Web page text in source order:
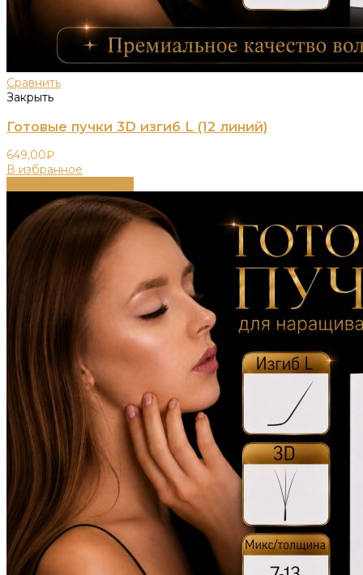
Сравнить
Закрыть
Готовые пучки 3D изгиб L (12 линий)
649,00₽
В избранное